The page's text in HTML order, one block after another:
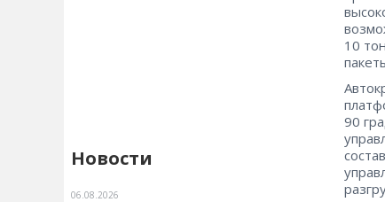
Новости
06.08.2026
10
90